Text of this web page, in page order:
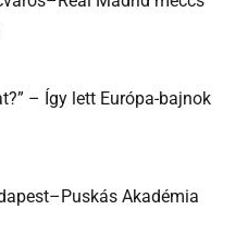
– Így lett Európa-bajnok
Akadémia